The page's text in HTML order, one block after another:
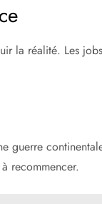
la réalité. Les
guerre
recommencer.